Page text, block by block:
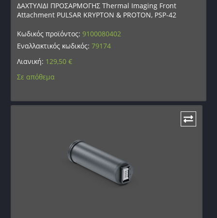
ΔΑΧΤΥΛΙΔΙ ΠΡΟΣΑΡΜΟΓΗΣ Thermal Imaging Front
Attachment PULSAR KRYPTON & PROTON, PSP-42
Κωδικός προϊόντος:9100080402
Εναλλακτικός κωδικός:79174
Λιανική: 129,50€
Σε απόθεμα